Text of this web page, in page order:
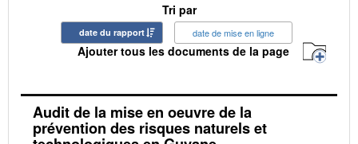
Tri par
date du rapport date de mise en ligne
Ajouter tous les documents de la page
Audit de la mise en oeuvre de la
prévention des risques naturels et